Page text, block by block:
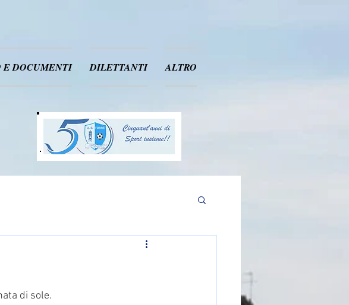
E DOCUMENTI DILETTANTI ALTRO
di sole.